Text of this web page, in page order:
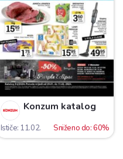
Konzum katalog
Ističe: 11.02. Sniženo do: 60%